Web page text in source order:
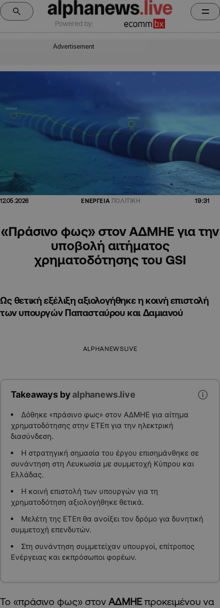
Powered by:
Advertisement
12.05.2026 ΕΝΕΡΓΕΙΑ ΠΟΛΙΤΙΚΗ 19:31
«Πράσινο φως» στον ΑΔΜΗΕ για την
υποβολή αιτήματος
χρηματοδότησης του GSI
Ως θετική εξέλιξη αξιολογήθηκε η κοινή επιστολή
των υπουργών Παπασταύρου και Δαμιανού
ALPHANEWSLIVE
Takeaways byalphanews.live
Δόθηκε «πράσινο φως» στον ΑΔΜΗΕ για αίτημα
χρηματοδότησης στην ΕΤΕπ για την ηλεκτρική
διασύνδεση.
Η στρατηγική σημασία του έργου επισημάνθηκε σε
συνάντηση στη Λευκωσία με συμμετοχή Κύπρου και
Ελλάδας.
Η κοινή επιστολή των υπουργών για τη
χρηματοδότηση αξιολογήθηκε θετικά.
Μελέτη της ΕΤΕπ θα ανοίξει τον δρόμο για δυνητική
συμμετοχή επενδυτών.
Στη συνάντηση συμμετείχαν υπουργοί, επίτροπος
Ενέργειας και εκπρόσωποι φορέων.
Το «πράσινο φως» στον ΑΔΜΗΕπροκειμένου να